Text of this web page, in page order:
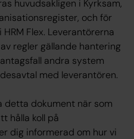
huvudsakligen i Kyrksam,
och för
Flex. Leverantörerna
regler gällande hantering
andra system
med leverantören.
detta dokument när som
hålla koll på
dig informerad om hur vi